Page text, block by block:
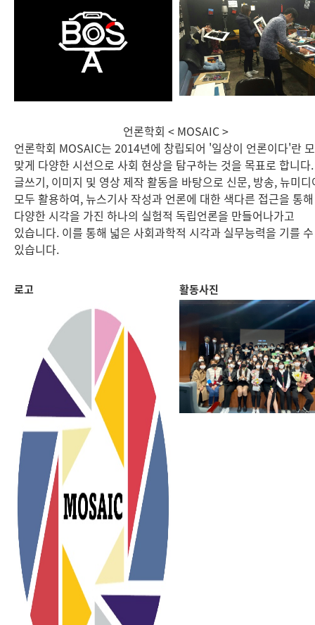
언론학회 < MOSAIC >
언론학회 MOSAIC는 2014년에 창립되어 '일상이 언론이다'란
맞게 다양한 시선으로 사회 현상을 탐구하는 것을 목표로 합니다
글쓰기, 이미지 및 영상 제작 활동을 바탕으로 신문, 방송, 뉴미디
모두 활용하여, 뉴스기사 작성과 언론에 대한 색다른 접근을 통해
다양한 시각을 가진 하나의 실험적 독립언론을 만들어나가고
있습니다. 이를 통해 넓은 사회과학적 시각과 실무능력을 기를 수
있습니다.
로고 활동사진